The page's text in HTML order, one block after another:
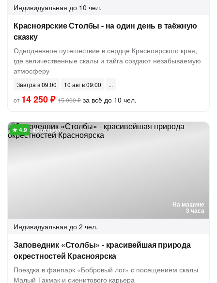
Индивидуальная до 10 чел.
Красноярские Столбы - на один день в таёжную
сказку
Однодневное путешествие в сердце Красноярского края,
где величественные скалы и тайга создают незабываемую
атмосферу
Завтра в 09:00
10 авг в 09:00
от 14 250 ₽ 15 000 ₽ за всё до 10 чел.
На машине
3 часа
43 отзыва
Индивидуальная до 2 чел.
Заповедник «Столбы» - красивейшая природа
окрестностей Красноярска
Поездка в фанпарк «Бобровый лог» с посещением скалы
Малый Такмак и сиенитового карьера